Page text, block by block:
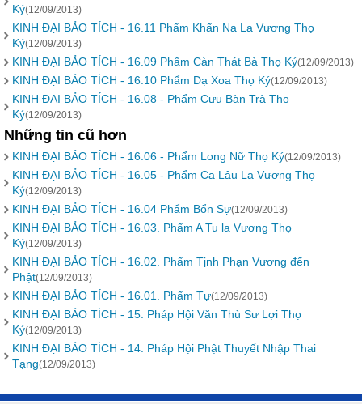
Ký(12/09/2013)
KINH ĐẠI BẢO TÍCH - 16.11 Phẩm Khẩn Na La Vương Thọ
Ký(12/09/2013)
KINH ĐẠI BẢO TÍCH - 16.09 Phẩm Càn Thát Bà Thọ Ký(12/09/2013)
KINH ĐẠI BẢO TÍCH - 16.10 Phẩm Dạ Xoa Thọ Ký(12/09/2013)
KINH ĐẠI BẢO TÍCH - 16.08 - Phẩm Cưu Bàn Trà Thọ
Ký(12/09/2013)
Những tin cũ hơn
KINH ĐẠI BẢO TÍCH - 16.06 - Phẩm Long Nữ Thọ Ký(12/09/2013)
KINH ĐẠI BẢO TÍCH - 16.05 - Phẩm Ca Lâu La Vương Thọ
Ký(12/09/2013)
KINH ĐẠI BẢO TÍCH - 16.04 Phẩm Bổn Sự(12/09/2013)
KINH ĐẠI BẢO TÍCH - 16.03. Phẩm A Tu la Vương Thọ
Ký(12/09/2013)
KINH ĐẠI BẢO TÍCH - 16.02. Phẩm Tịnh Phạn Vương đến
Phật(12/09/2013)
KINH ĐẠI BẢO TÍCH - 16.01. Phẩm Tự(12/09/2013)
KINH ĐẠI BẢO TÍCH - 15. Pháp Hội Văn Thù Sư Lợi Thọ
Ký(12/09/2013)
KINH ĐẠI BẢO TÍCH - 14. Pháp Hội Phật Thuyết Nhập Thai
Tạng(12/09/2013)